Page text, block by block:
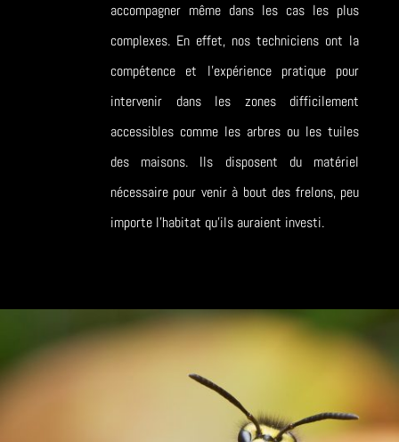
accompagner même dans les cas les plus
complexes. En effet, nos techniciens ont la
compétence et l’expérience pratique pour
intervenir dans les zones difficilement
accessibles comme les arbres ou les tuiles
des maisons. Ils disposent du matériel
nécessaire pour venir à bout des frelons, peu
importe l’habitat qu’ils auraient investi.